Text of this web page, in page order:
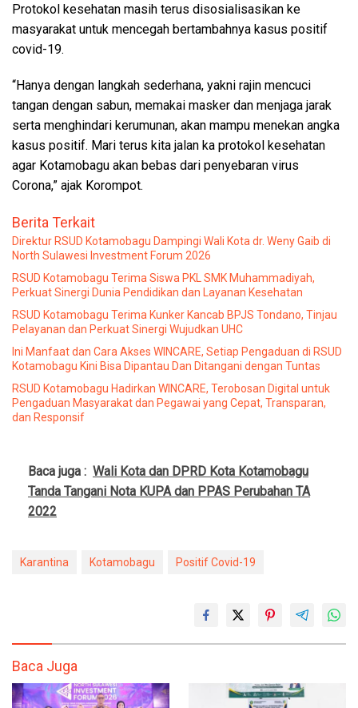
Protokol kesehatan masih terus disosialisasikan ke
masyarakat untuk mencegah bertambahnya kasus positif
covid-19.
“Hanya dengan langkah sederhana, yakni rajin mencuci
tangan dengan sabun, memakai masker dan menjaga jarak
serta menghindari kerumunan, akan mampu menekan angka
kasus positif. Mari terus kita jalan ka protokol kesehatan
agar Kotamobagu akan bebas dari penyebaran virus
Corona,” ajak Korompot.
Berita Terkait
Direktur RSUD Kotamobagu Dampingi Wali Kota dr. Weny Gaib di
North Sulawesi Investment Forum 2026
RSUD Kotamobagu Terima Siswa PKL SMK Muhammadiyah,
Perkuat Sinergi Dunia Pendidikan dan Layanan Kesehatan
RSUD Kotamobagu Terima Kunker Kancab BPJS Tondano, Tinjau
Pelayanan dan Perkuat Sinergi Wujudkan UHC
Ini Manfaat dan Cara Akses WINCARE, Setiap Pengaduan di RSUD
Kotamobagu Kini Bisa Dipantau Dan Ditangani dengan Tuntas
RSUD Kotamobagu Hadirkan WINCARE, Terobosan Digital untuk
Pengaduan Masyarakat dan Pegawai yang Cepat, Transparan,
dan Responsif
Baca juga : Wali Kota dan DPRD Kota Kotamobagu
Tanda Tangani Nota KUPA dan PPAS Perubahan TA
2022
Karantina Kotamobagu Positif Covid-19
Baca Juga